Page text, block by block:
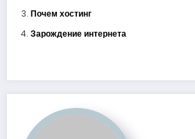
Почем хостинг
Зарождение интернета